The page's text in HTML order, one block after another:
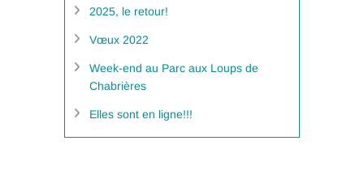
2025, le retour!
Vœux 2022
Week-end au Parc aux Loups de
Chabrières
Elles sont en ligne!!!